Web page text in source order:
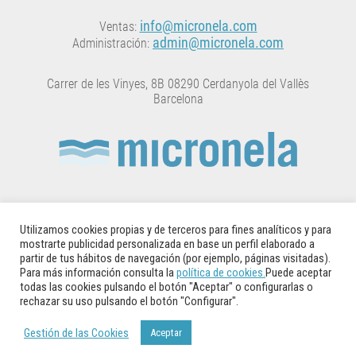
Ventas: info@micronela.com
Administración: admin@micronela.com
Carrer de les Vinyes, 8B 08290 Cerdanyola del Vallès
Barcelona
Establicimientos y Servicios de Plagas (ROESP) con el
número: 5414CAT-LgB
© 2014 – 2025 Copyright Micronela
Política de Privacidad
Gestión de las Cookies
Utilizamos cookies propias y de terceros para fines analíticos y para
mostrarte publicidad personalizada en base un perfil elaborado a
partir de tus hábitos de navegación (por ejemplo, páginas visitadas).
Para más información consulta lapolítica de cookies.Puede aceptar
todas las cookies pulsando el botón "Aceptar" o configurarlas o
rechazar su uso pulsando el botón "Configurar".
Gestión de las Cookies Aceptar